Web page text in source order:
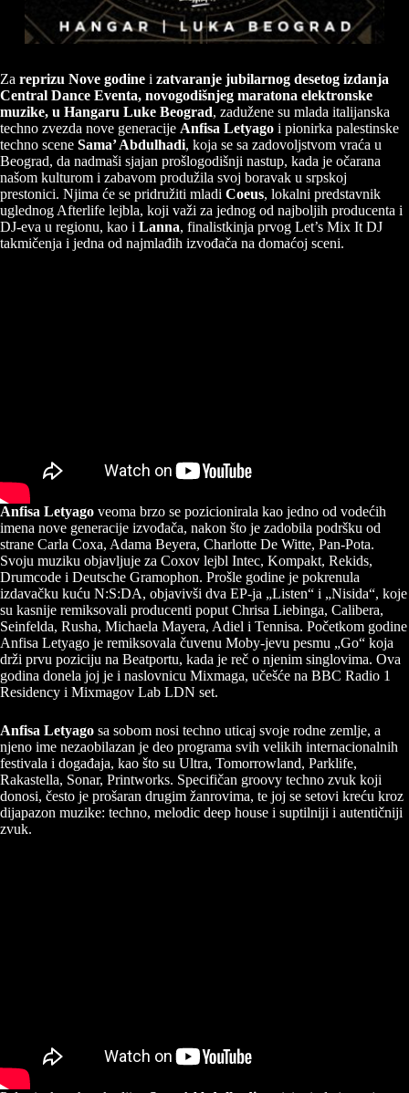
Za reprizu Nove godine i zatvaranje jubilarnog desetog izdanja
Central Dance Eventa, novogodišnjeg maratona elektronske
muzike, u Hangaru Luke Beograd, zadužene su mlada italijanska
techno zvezda nove generacije Anfisa Letyago i pionirka palestinske
techno scene Sama’ Abdulhadi, koja se sa zadovoljstvom vraća u
Beograd, da nadmaši sjajan prošlogodišnji nastup, kada je očarana
našom kulturom i zabavom produžila svoj boravak u srpskoj
prestonici. Njima će se pridružiti mladi Coeus, lokalni predstavnik
uglednog Afterlife lejbla, koji važi za jednog od najboljih producenta i
DJ-eva u regionu, kao i Lanna, finalistkinja prvog Let’s Mix It DJ
takmičenja i jedna od najmlađih izvođača na domaćoj sceni.
Anfisa Letyago veoma brzo se pozicionirala kao jedno od vodećih
imena nove generacije izvođača, nakon što je zadobila podršku od
strane Carla Coxa, Adama Beyera, Charlotte De Witte, Pan-Pota.
Svoju muziku objavljuje za Coxov lejbl Intec, Kompakt, Rekids,
Drumcode i Deutsche Gramophon. Prošle godine je pokrenula
izdavačku kuću N:S:DA, objavivši dva EP-ja „Listen“ i „Nisida“, koje
su kasnije remiksovali producenti poput Chrisa Liebinga, Calibera,
Seinfelda, Rusha, Michaela Mayera, Adiel i Tennisa. Početkom godine
Anfisa Letyago je remiksovala čuvenu Moby-jevu pesmu „Go“ koja
drži prvu poziciju na Beatportu, kada je reč o njenim singlovima. Ova
godina donela joj je i naslovnicu Mixmaga, učešće na BBC Radio 1
Residency i Mixmagov Lab LDN set.
Anfisa Letyago sa sobom nosi techno uticaj svoje rodne zemlje, a
njeno ime nezaobilazan je deo programa svih velikih internacionalnih
festivala i događaja, kao što su Ultra, Tomorrowland, Parklife,
Rakastella, Sonar, Printworks. Specifičan groovy techno zvuk koji
donosi, često je prošaran drugim žanrovima, te joj se setovi kreću kroz
dijapazon muzike: techno, melodic deep house i suptilniji i autentičniji
zvuk.